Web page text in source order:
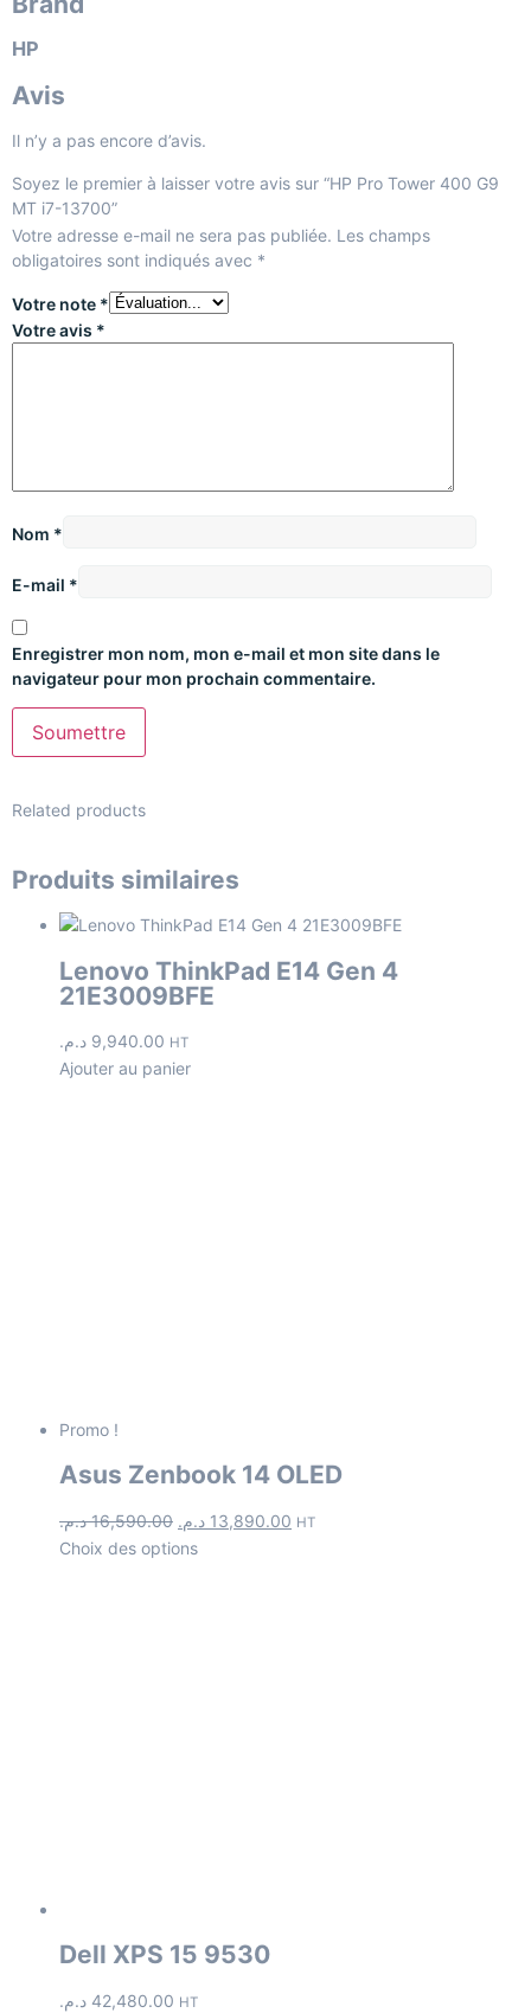
HP
Avis
Il n’y a pas encore d’avis.
Soyez le premier à laisser votre avis sur “HP Pro Tower 400 G9
MT i7-13700”
Votre adresse e-mail ne sera pas publiée. Les champs
obligatoires sont indiqués avec *
Votre note *
Votre avis *
Nom *
E-mail *
Enregistrer mon nom, mon e-mail et mon site dans le
navigateur pour mon prochain commentaire.
Related products
Produits similaires
Lenovo ThinkPad E14 Gen 4
21E3009BFE
9,940.00 د.م. HT
Ajouter au panier
Promo !
Asus Zenbook 14 OLED
16,590.00 د.م. 13,890.00 د.م. HT
Choix des options
Dell XPS 15 9530
42,480.00 د.م. HT